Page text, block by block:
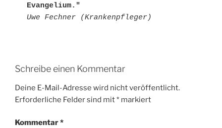
Evangelium."
Uwe Fechner (Krankenpfleger)
Schreibe einen Kommentar
Deine E-Mail-Adresse wird nicht veröffentlicht.
Erforderliche Felder sind mit* markiert
Kommentar*